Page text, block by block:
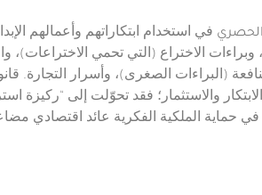
في استخدام ابتكاراتهم وأعمالهم
الاختراع (التي تحمي الاختراعات)،
(البراءات الصغرى)، وأسرار التجارة.
والاستثمار؛ فقد تحوّلت إلى “ركيزة
حماية الملكية الفكرية عائد اقتصادي